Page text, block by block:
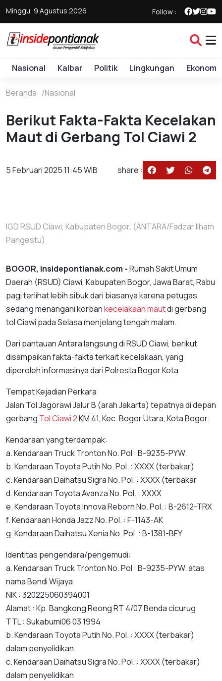
Minggu, 9 Agustus 2026 Follow :
Nasional Kalbar Politik Lingkungan Ekonomi
Beranda Nasional
Berikut Fakta-Fakta Kecelakan
Maut di Gerbang Tol Ciawi 2
5 Februari 2025 11:45 WIB share :
IGD RSUD Ciawi, Kabupaten Bogor. (ANTARA/Fadzar Ilham
Pangestu)
BOGOR, insidepontianak.com -Rumah Sakit Umum
Daerah (RSUD) Ciawi, Kabupaten Bogor, Jawa Barat, Rabu
pagi terlihat lebih sibuk dari biasanya karena petugas
sedang menangani korbankecelakaan mautdi gerbang
tol Ciawi pada Selasa menjelang tengah malam.
Dari pantauan Antara langsung di RSUD Ciawi, berikut
disampaikan fakta-fakta terkait kecelakaan, yang
diperoleh informasinya dari Polresta Bogor Kota
Tempat Kejadian Perkara
Jalan Tol Jagorawi Jalur B (arah Jakarta) tepatnya di depan
gerbang Tol Ciawi 2KM 41, Kec. Bogor Utara, Kota Bogor.
Kendaraan yang terdampak:
a. Kendaraan Truck Tronton No. Pol : B-9235-PYW.
b. Kendaraan Toyota Putih No. Pol. : XXXX (terbakar)
c. Kendaraan Daihatsu Sigra No. Pol. : XXXX (terbakar
d. Kendaraan Toyota Avanza No. Pol. : XXXX
e. Kendaraan Toyota Innova Reborn No. Pol. : B-2612-TRX
f. Kendaraan Honda Jazz No. Pol. : F-1143-AK
g. Kendaraan Daihatsu Xenia No. Pol. : B-1381-BFY
Identitas pengendara/pengemudi:
a. Kendaraan Truck Tronton No. Pol : B-9235-PYW. atas
nama Bendi Wijaya
NIK : 320225060394001
Alamat : Kp. Bangkong Reong RT 4/07 Benda cicurug
TTL : Sukabumi06 03 1994
b. Kendaraan Toyota Putih No. Pol. : XXXX (terbakar)
dalam penyelidikan
c. Kendaraan Daihatsu Sigra No. Pol. : XXXX (terbakar)
dalam penyelidikan